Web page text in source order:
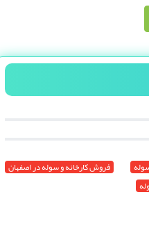
فروش کارخانه و سوله در اصفهان